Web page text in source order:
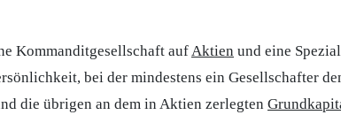
Kommanditgesellschaft auf Aktien und eine
bei der mindestens ein Gesellschafter
die übrigen an dem in Aktien zerlegten